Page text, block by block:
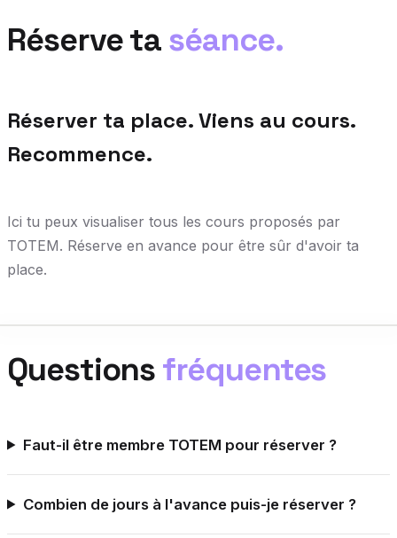
Réserve taséance.
Réserver ta place. Viens au cours.
Recommence.
Ici tu peux visualiser tous les cours proposés par
TOTEM. Réserve en avance pour être sûr d'avoir ta
place.
Questionsfréquentes
Faut-il être membre TOTEM pour réserver ?
Combien de jours à l'avance puis-je réserver ?